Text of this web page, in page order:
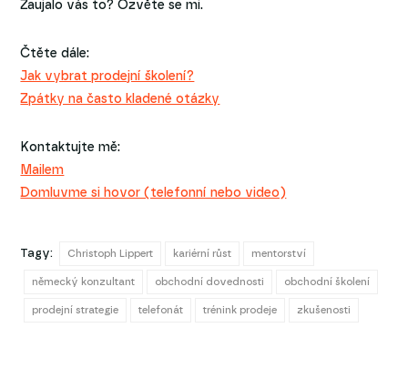
Zaujalo vás to? Ozvěte se mi.
Čtěte dále:
Jak vybrat prodejní školení?
Zpátky na často kladené otázky
Kontaktujte mě:
Mailem
Domluvme si hovor (telefonní nebo video)
Tagy: Christoph Lippert kariérní růst mentorství
německý konzultant obchodní dovednosti obchodní školení
prodejní strategie telefonát trénink prodeje zkušenosti